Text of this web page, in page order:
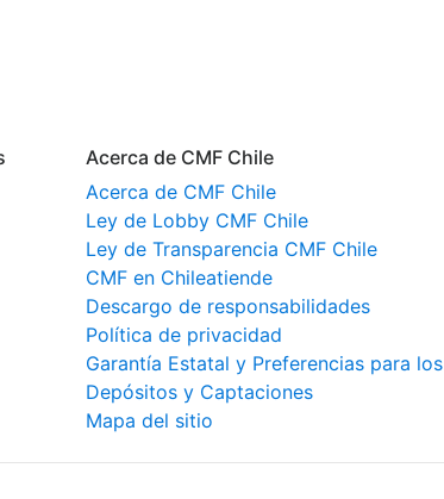
Acerca de CMF Chile
Acerca de CMF Chile
Ley de Lobby CMF Chile
Ley de Transparencia CMF Chile
CMF en Chileatiende
Descargo de responsabilidades
Política de privacidad
Garantía Estatal y Preferencias para los
Depósitos y Captaciones
Mapa del sitio